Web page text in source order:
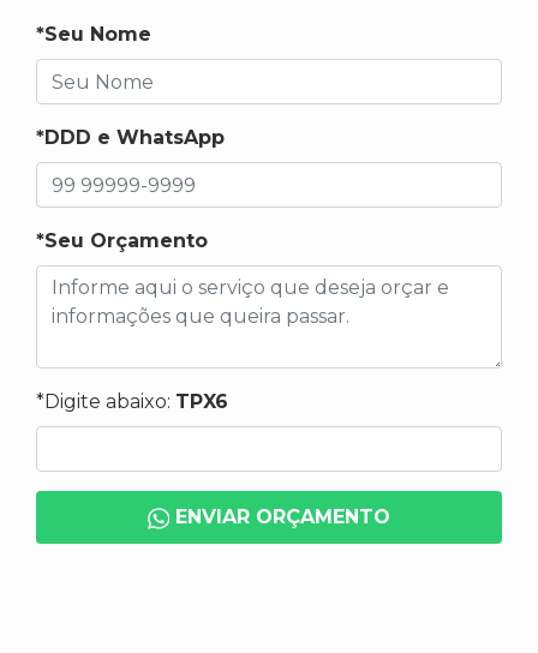
*Seu Nome
*DDD e WhatsApp
*Seu Orçamento
*Digite abaixo: TPX6
ENVIAR ORÇAMENTO